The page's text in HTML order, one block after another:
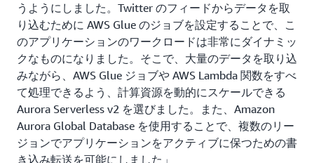
うようにしました。Twitter のフィードからデータを取
り込むために AWS Glue のジョブを設定することで、こ
のアプリケーションのワークロードは非常にダイナミッ
クなものになりました。そこで、大量のデータを取り込
みながら、AWS Glue ジョブや AWS Lambda 関数をすべ
て処理できるよう、計算資源を動的にスケールできる
Aurora Serverless v2 を選びました。また、Amazon
Aurora Global Database を使用することで、複数のリー
ジョンでアプリケーションをアクティブに保つための書
き込み転送を可能にしました」